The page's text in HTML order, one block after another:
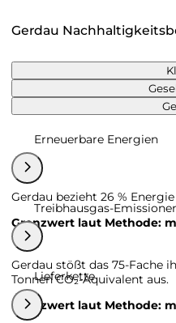
Gerdau
Erneuerbare Energien
Gerdau bezieht 26 %
Grenzwert laut Methode:
Treibhausgas-
Gerdau stößt das 75-Fache
Tonnen CO₂-Äquivalent aus.
Grenzwert laut Methode:
Lieferkette